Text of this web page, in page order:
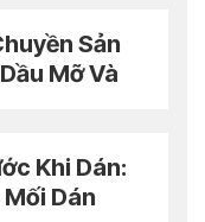
Sản
Mỡ Và
Khi Dán:
Dán